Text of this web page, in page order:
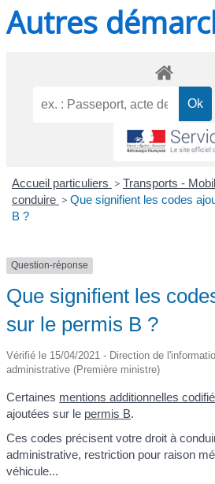
Autres
Accueil particuliers > Transports -
conduire > Que signifient les codes
B ?
Question-réponse
Que signifient les
sur le permis B ?
Vérifié le 15/04/2021 - Direction de
administrative (Première ministre)
Certaines mentions additionnelles
ajoutées sur le permis B.
Ces codes précisent votre droit à
administrative, restriction pour raison
véhicule...